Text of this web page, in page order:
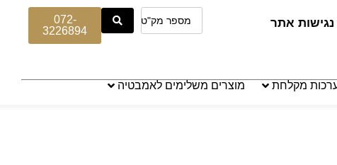
אתר
072-
3226894
מקלחת מוצרים משלימים לאמבטיה